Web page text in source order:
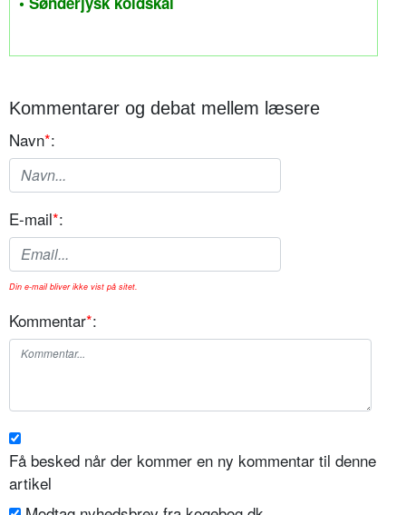
Kommentarer og debat mellem læsere
Navn*:
E-mail*:
Din e-mail bliver ikke vist på sitet.
Kommentar*:
Få besked når der kommer en ny kommentar til denne
artikel